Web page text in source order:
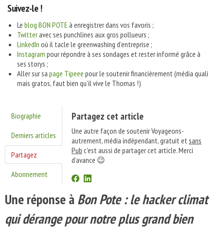
Suivez-le !
Le blog BON POTE à enregistrer dans vos favoris ;
Twitteravec ses punchlines aux gros pollueurs ;
LinkedIn où il tacle le greenwashing d’entreprise ;
Instagram pour répondre à ses sondages et rester informé grâce à
ses storys ;
Aller sur sa page Tipeee pour le soutenir financièrement (média quali
mais gratos, faut bien qu’il vive le Thomas !)
Biographie
Derniers articles
Partagez
Abonnement
Partagez cet article
Une autre façon de soutenir Voyageons-
autrement, média indépendant, gratuit et sans
Pub c'est aussi de partager cet article. Merci
d'avance 😉
Une réponse àBon Pote : le hacker climat
qui dérange pour notre plus grand bien